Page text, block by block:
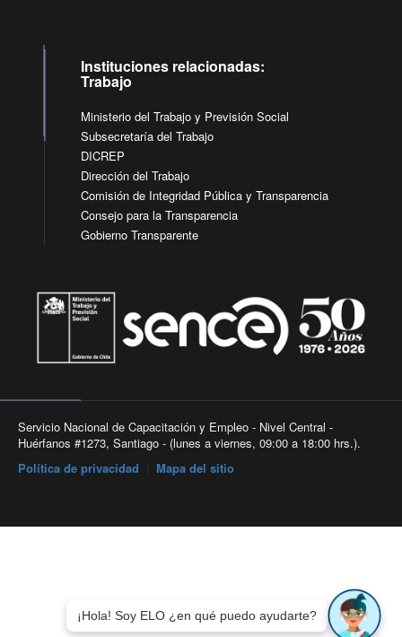
Instituciones relacionadas:
Trabajo
Ministerio del Trabajo y Previsión Social
Subsecretaría del Trabajo
DICREP
Dirección del Trabajo
Comisión de Integridad Pública y Transparencia
Consejo para la Transparencia
Gobierno Transparente
Servicio Nacional de Capacitación y Empleo - Nivel Central -
Huérfanos #1273, Santiago - (lunes a viernes, 09:00 a 18:00 hrs.).
Política de privacidad
Mapa del sitio
¡Hola! Soy ELO ¿en qué puedo ayudarte?